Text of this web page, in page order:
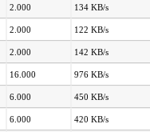
2.000 134 KB/s
2.000 122 KB/s
2.000 142 KB/s
16.000 976 KB/s
6.000 450 KB/s
6.000 420 KB/s